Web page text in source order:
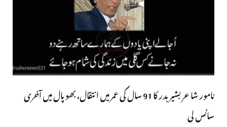
نامور شاعر بشیر بدر کا 91 سال کی عمر میں انتقال، بھوپال میں آخری
سانس لی